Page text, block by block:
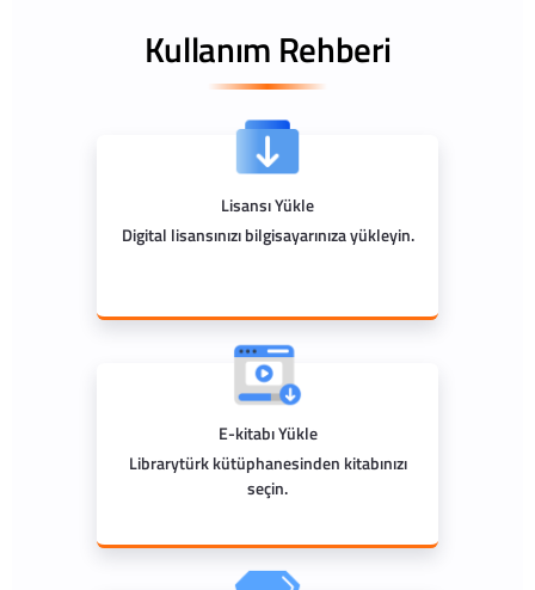
Kullanım Rehberi
Lisansı Yükle
Digital lisansınızı bilgisayarınıza yükleyin.
E-kitabı Yükle
Librarytürk kütüphanesinden kitabınızı
seçin.